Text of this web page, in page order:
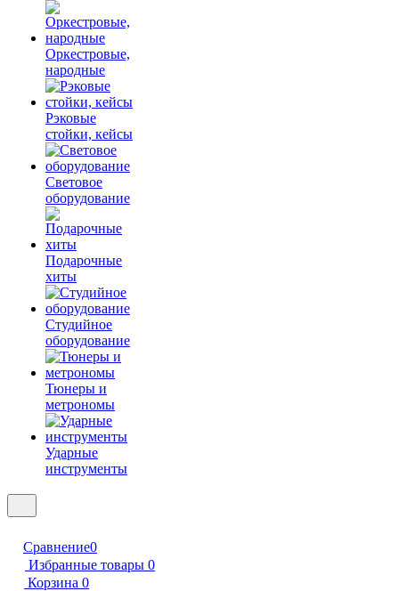
Оркестровые,
народные
Рэковые
стойки, кейсы
Световое
оборудование
Подарочные
хиты
Студийное
оборудование
Тюнеры и
метрономы
Ударные
инструменты
Сравнение0
Избранные товары 0
Корзина 0